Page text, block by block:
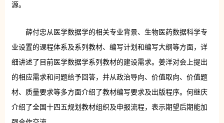
源。
薛付忠从医学数据学的相关专业背景、生物医药数据科学专
业设置的课程体系及系列教材、编写计划和编写大纲等方面，详
细讲述了目前医学数据学系列教材的建设需求。姜洋对会上提出
的相应需求和问题给予回答，并从政治导向、价值取向、价值题
材、质量要求等多方面介绍了教材编写要求及出版程序。何继庆
介绍了全国十四五规划教材组织及申报流程，表示期望后期能加